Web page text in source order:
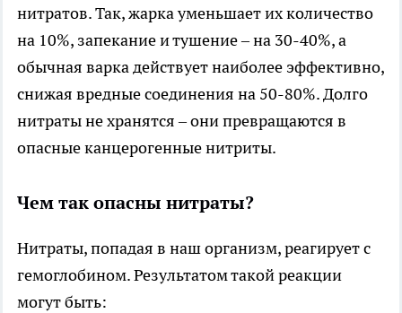
нитратов. Так, жарка уменьшает их количество
на 10%, запекание и тушение – на 30-40%, а
обычная варка действует наиболее эффективно,
снижая вредные соединения на 50-80%. Долго
нитраты не хранятся – они превращаются в
опасные канцерогенные нитриты.
Чем так опасны нитраты?
Нитраты, попадая в наш организм, реагирует с
гемоглобином. Результатом такой реакции
могут быть: